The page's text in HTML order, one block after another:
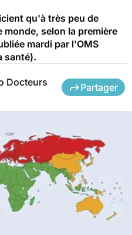
qu'à très peu de
monde, selon la première
mardi par l'OMS
santé).
Docteurs Partager